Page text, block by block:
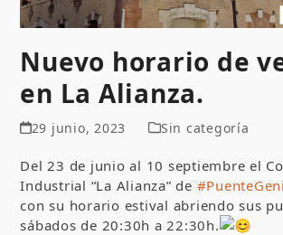
Nuevo horario de
en La Alianza.
29 junio, 2023 Sin categoría
Del 23 de junio al 10 septiembre el
Industrial “La Alianza” de
con su horario estival abriendo sus
sábados de 20:30h a 22:30h.